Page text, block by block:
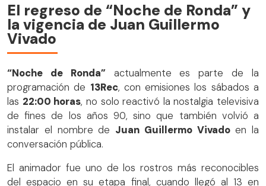
El regreso de “Noche de Ronda” y
la vigencia de Juan Guillermo
Vivado
“Noche de Ronda”actualmente es parte de la
programación de 13Rec, con emisiones los sábados a
las 22:00 horas, no solo reactivó la nostalgia televisiva
de fines de los años 90, sino que también volvió a
instalar el nombre de Juan Guillermo Vivadoen la
conversación pública.
El animador fue uno de los rostros más reconocibles
del espacio en su etapa final, cuando llegó al 13 en